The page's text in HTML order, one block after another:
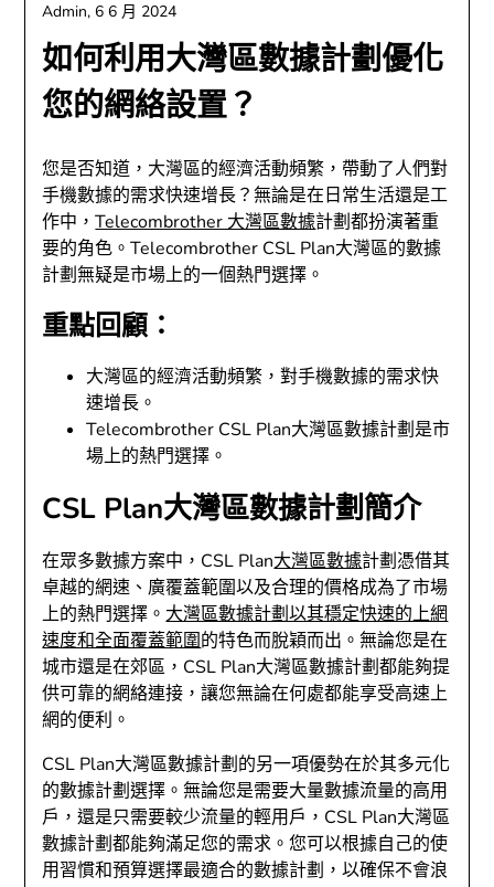
如何利用大灣區數據計劃優化
您的網絡設置？
Admin, 6 6 月 2024
您是否知道，大灣區的經濟活動頻繁，帶動了人們對
手機數據的需求快速增長？無論是在日常生活還是工
作中，Telecombrother 大灣區數據計劃都扮演著重
要的角色。Telecombrother CSL Plan大灣區的數據
計劃無疑是市場上的一個熱門選擇。
重點回顧：
大灣區的經濟活動頻繁，對手機數據的需求快
速增長。
Telecombrother CSL Plan大灣區數據計劃是市
場上的熱門選擇。
CSL Plan大灣區數據計劃簡介
在眾多數據方案中，CSL Plan大灣區數據計劃憑借其
卓越的網速、廣覆蓋範圍以及合理的價格成為了市場
上的熱門選擇。大灣區數據計劃以其穩定快速的上網
速度和全面覆蓋範圍的特色而脫穎而出。無論您是在
城市還是在郊區，CSL Plan大灣區數據計劃都能夠提
供可靠的網絡連接，讓您無論在何處都能享受高速上
網的便利。
CSL Plan大灣區數據計劃的另一項優勢在於其多元化
的數據計劃選擇。無論您是需要大量數據流量的高用
戶，還是只需要較少流量的輕用戶，CSL Plan大灣區
數據計劃都能夠滿足您的需求。您可以根據自己的使
用習慣和預算選擇最適合的數據計劃，以確保不會浪